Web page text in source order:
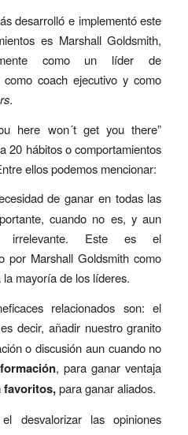
desarrolló e implementó este
es Marshall Goldsmith,
como un líder de
coach ejecutivo y como
.
here won´t get you there”
20 hábitos o comportamientos
ellos podemos mencionar:
de ganar en todas las
cuando no es, y aun
irrelevante. Este es el
por Marshall Goldsmith como
mayoría de los líderes.
relacionados son: el
decir, añadir nuestro granito
o discusión aun cuando no
, para ganar ventaja
favoritos,para ganar aliados.
desvalorizar las opiniones